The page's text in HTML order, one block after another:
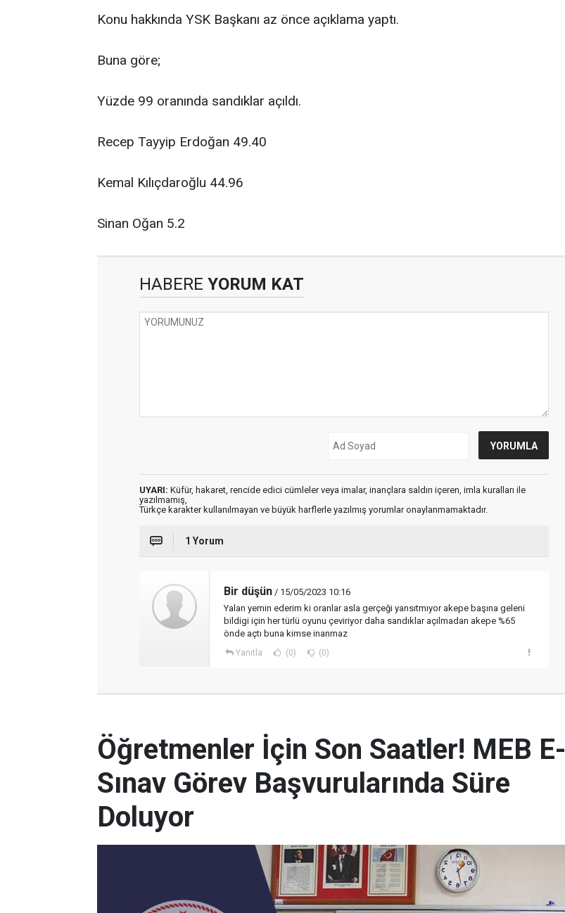
Konu hakkında YSK Başkanı az önce açıklama yaptı.
Buna göre;
Yüzde 99 oranında sandıklar açıldı.
Recep Tayyip Erdoğan 49.40
Kemal Kılıçdaroğlu 44.96
Sinan Oğan 5.2
HABERE YORUM KAT
UYARI: Küfür, hakaret, rencide edici cümleler veya imalar, inançlara saldırı içeren, imla kuralları ile
yazılmamış,
Türkçe karakter kullanılmayan ve büyük harflerle yazılmış yorumlar onaylanmamaktadır.
1 Yorum
Bir düşün / 15/05/2023 10:16
Yalan yemin ederim ki oranlar asla gerçeği yansıtmıyor akepe başına geleni
bildigi için her türlü oyunu çeviriyor daha sandıklar açılmadan akepe %65
önde açtı buna kimse inanmaz
Yanıtla (0) (0)
Öğretmenler İçin Son Saatler! MEB E-
Sınav Görev Başvurularında Süre
Doluyor